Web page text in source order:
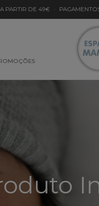
PARTIR DE 49€ ·